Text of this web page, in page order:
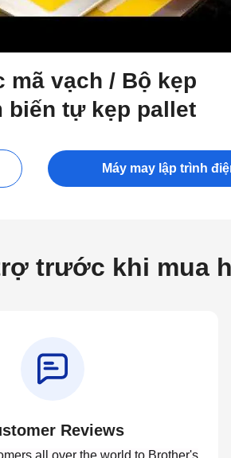
mã vạch / Bộ kẹp
biến tự kẹp pallet
Máy may lập trình
trước khi mua
Reviews
all over the world to Brother's